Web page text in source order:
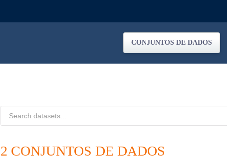
CONJUNTOS DE DADOS
2 CONJUNTOS DE DADOS